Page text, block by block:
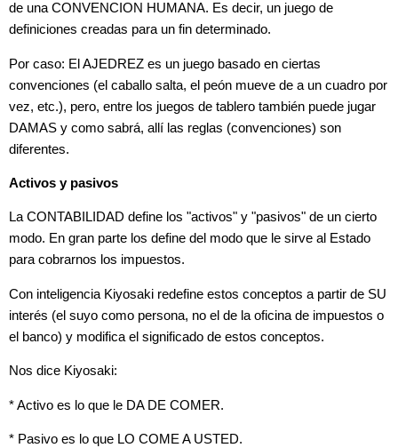
de una CONVENCION HUMANA. Es decir, un juego de
definiciones creadas para un fin determinado.
Por caso: El AJEDREZ es un juego basado en ciertas
convenciones (el caballo salta, el peón mueve de a un cuadro por
vez, etc.), pero, entre los juegos de tablero también puede jugar
DAMAS y como sabrá, allí las reglas (convenciones) son
diferentes.
Activos y pasivos
La CONTABILIDAD define los "activos" y "pasivos" de un cierto
modo. En gran parte los define del modo que le sirve al Estado
para cobrarnos los impuestos.
Con inteligencia Kiyosaki redefine estos conceptos a partir de SU
interés (el suyo como persona, no el de la oficina de impuestos o
el banco) y modifica el significado de estos conceptos.
Nos dice Kiyosaki:
* Activo es lo que le DA DE COMER.
* Pasivo es lo que LO COME A USTED.